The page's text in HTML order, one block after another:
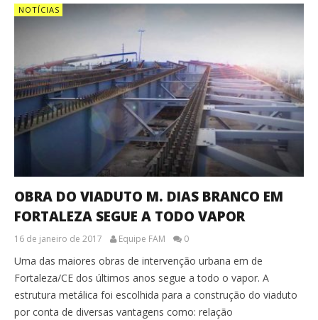
NOTÍCIAS
OBRA DO VIADUTO M. DIAS BRANCO EM
FORTALEZA SEGUE A TODO VAPOR
16 de janeiro de 2017 Equipe FAM 0
Uma das maiores obras de intervenção urbana em de
Fortaleza/CE dos últimos anos segue a todo o vapor. A
estrutura metálica foi escolhida para a construção do viaduto
por conta de diversas vantagens como: relação